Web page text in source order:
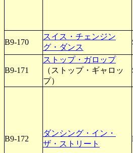
B9-170
スイス・チェンジン
グ・ダンス
B9-171
ストップ・ガロップ
（ストップ・ギャロッ
プ）
B9-172
ダンシング・イン・
ザ・ストリート